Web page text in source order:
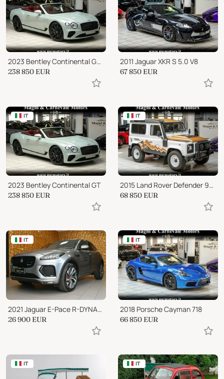
2023 Bentley Continental GTC V12 SPEED
238 850 EUR
2011 Jaguar XKR S 5.0 V8
67 850 EUR
IT
2023 Bentley Continental GT
238 850 EUR
IT
2015 Land Rover Defender 90 EXPEDITION
68 850 EUR
IT
2021 Jaguar E-Pace R-DYNAMIC HSE
26 900 EUR
IT
2018 Porsche Cayman 718
66 850 EUR
IT IT